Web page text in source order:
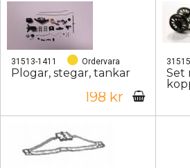
31513-1411 Ordervara
Plogar, stegar, tankar
198 kr
Set